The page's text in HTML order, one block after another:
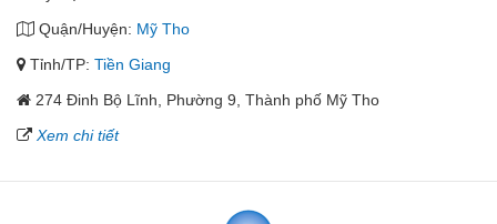
Quận/Huyện: Mỹ Tho
Tỉnh/TP: Tiền Giang
274 Đinh Bộ Lĩnh, Phường 9, Thành phố Mỹ Tho
Xem chi tiết